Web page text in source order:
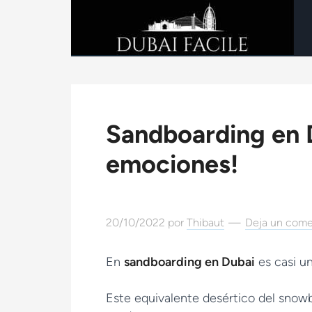
Sandboarding en
emociones!
20/10/2022 por Thibaut Deja un
En sandboarding en Dubai es casi
Este equivalente desértico del